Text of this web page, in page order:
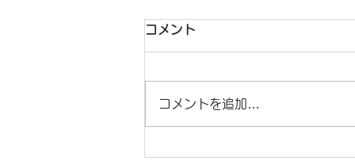
Pix4D社製ソフトウェア 期間
コメント
コメントを追加…